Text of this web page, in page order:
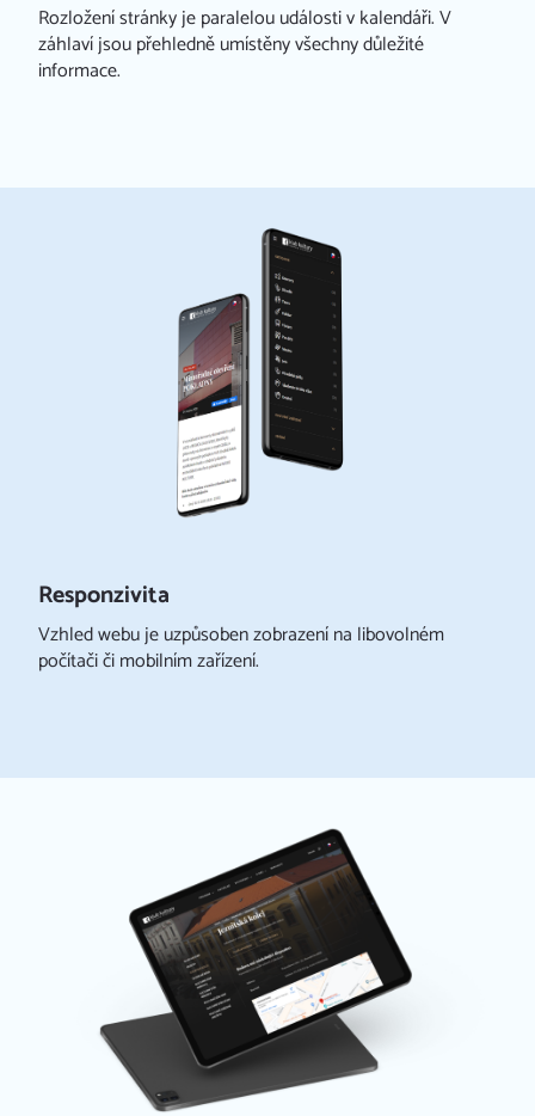
Úvod
Reference
Kariéra
Kontakt
Rozložení stránky je paralelou události v kalendáři. V
záhlaví jsou přehledně umístěny všechny důležité
informace.
Responzivita
Vzhled webu je uzpůsoben zobrazení na libovolném
počítači či mobilním zařízení.